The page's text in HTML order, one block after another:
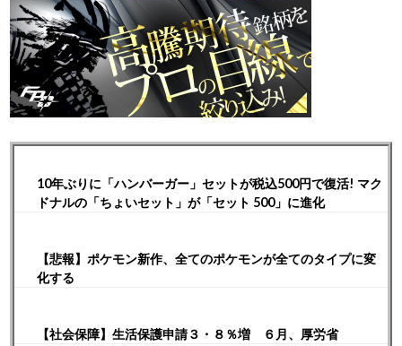
10年ぶりに「ハンバーガー」セットが税込500円で復活! マク
ドナルの「ちょいセット」が「セット 500」に進化
【悲報】ポケモン新作、全てのポケモンが全てのタイプに変
化する
【社会保障】生活保護申請３・８％増 ６月、厚労省